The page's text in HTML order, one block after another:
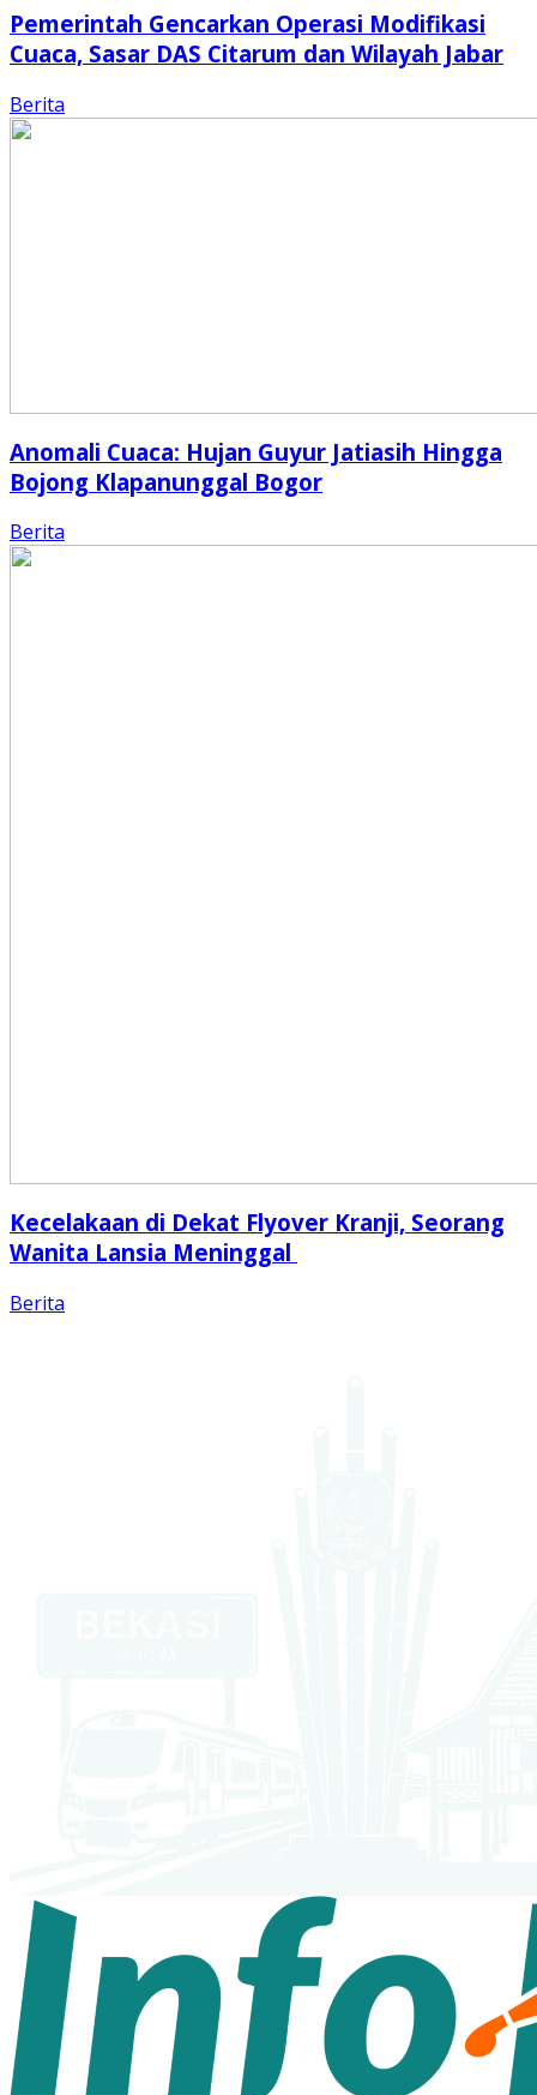
Pemerintah Gencarkan Operasi Modifikasi
Cuaca, Sasar DAS Citarum dan Wilayah Jabar
Berita
Anomali Cuaca: Hujan Guyur Jatiasih Hingga
Bojong Klapanunggal Bogor
Berita
Kecelakaan di Dekat Flyover Kranji, Seorang
Wanita Lansia Meninggal
Berita